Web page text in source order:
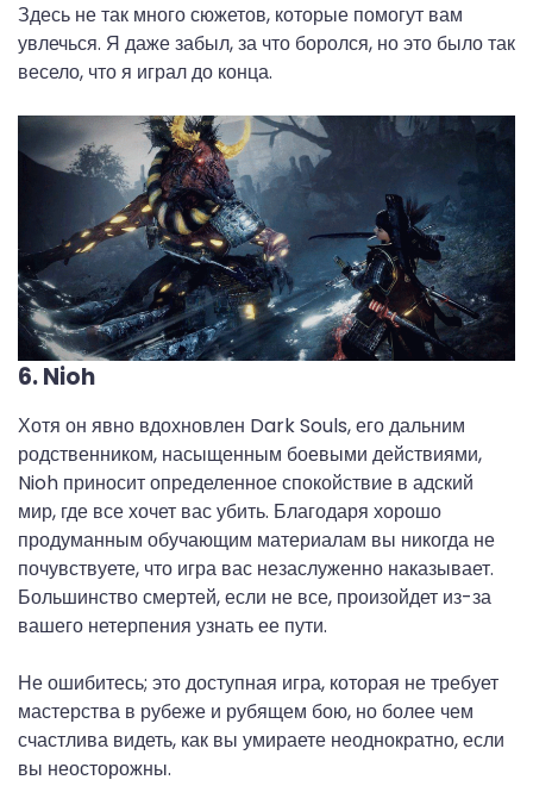
Здесь не так много сюжетов, которые помогут вам
увлечься. Я даже забыл, за что боролся, но это было так
весело, что я играл до конца.
6. Nioh
Хотя он явно вдохновлен Dark Souls, его дальним
родственником, насыщенным боевыми действиями,
Nioh приносит определенное спокойствие в адский
мир, где все хочет вас убить. Благодаря хорошо
продуманным обучающим материалам вы никогда не
почувствуете, что игра вас незаслуженно наказывает.
Большинство смертей, если не все, произойдет из-за
вашего нетерпения узнать ее пути.
Не ошибитесь; это доступная игра, которая не требует
мастерства в рубеже и рубящем бою, но более чем
счастлива видеть, как вы умираете неоднократно, если
вы неосторожны.